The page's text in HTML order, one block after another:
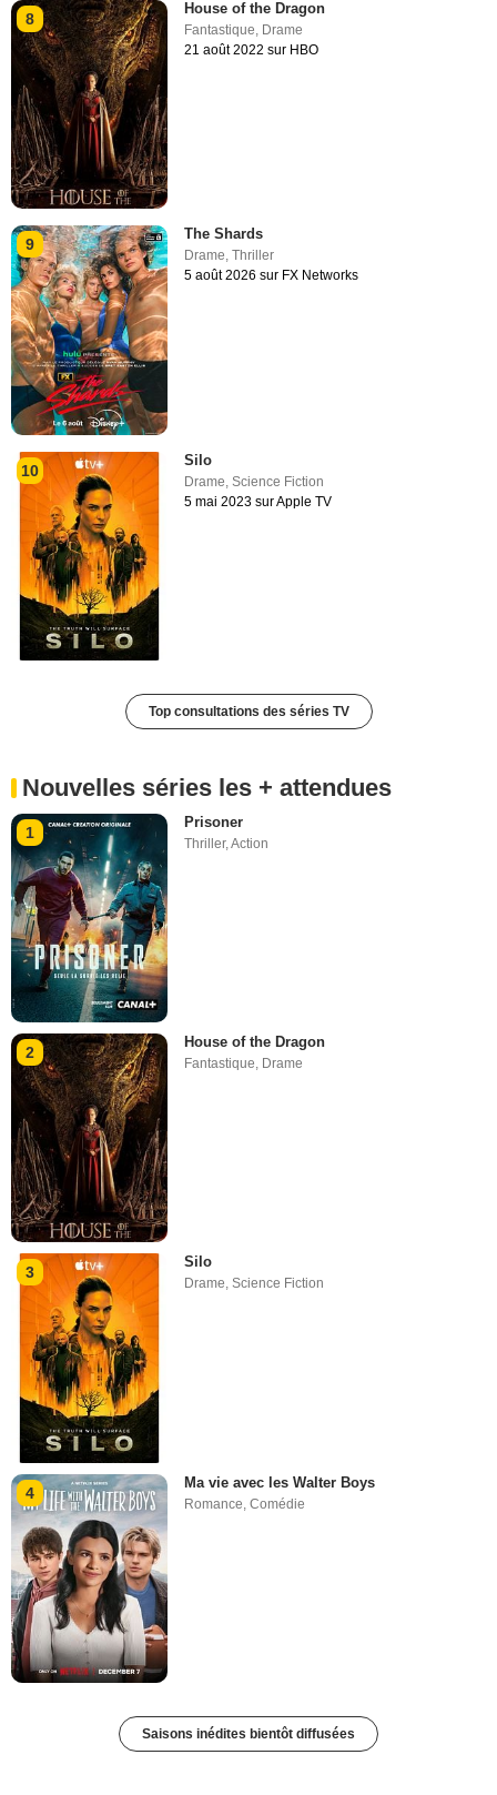
8
House of the Dragon
Fantastique, Drame
21 août 2022 sur HBO
9
The Shards
Drame,Thriller
5 août 2026 sur FX Networks
10
Silo
Drame ,Science Fiction
5 mai 2023 sur Apple TV
Top consultations des séries TV
Nouvelles séries les + attendues
1
Prisoner
Thriller,Action
2
House of the Dragon
Fantastique, Drame
3
Silo
Drame,Science Fiction
4
Ma vie avec les Walter Boys
Romance ,Comédie
Saisons inédites bientôt diffusées